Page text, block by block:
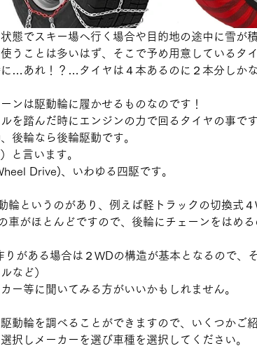
態でスキー場へ行く場合や目的地の途中に雪が
うことは多いはず、そこで予め用意しているタ
…あれ！？…タイヤは４本あるのに２本分しか
ンは駆動輪に履かせるものなのです！
を踏んだ時にエンジンの力で回るタイヤの事です
後輪なら後輪駆動です。
と言います。
Drive)、いわゆる四駆です。
輪というのがあり、例えば軽トラックの切換式
車がほとんどですので、後輪にチェーンをはめる
がある場合は２WDの構造が基本となるので、
など）
ー等に聞いてみる方がいいかもしれません。
動輪を調べることができますので、いくつかご紹
択しメーカーを選び車種を選択してください。